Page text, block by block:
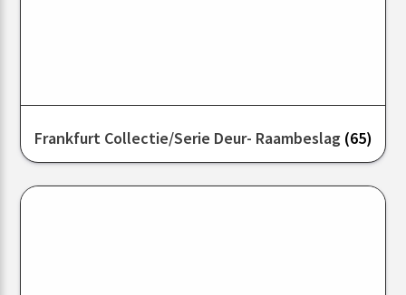
Frankfurt Collectie/serie Deur- Raambeslag (65)